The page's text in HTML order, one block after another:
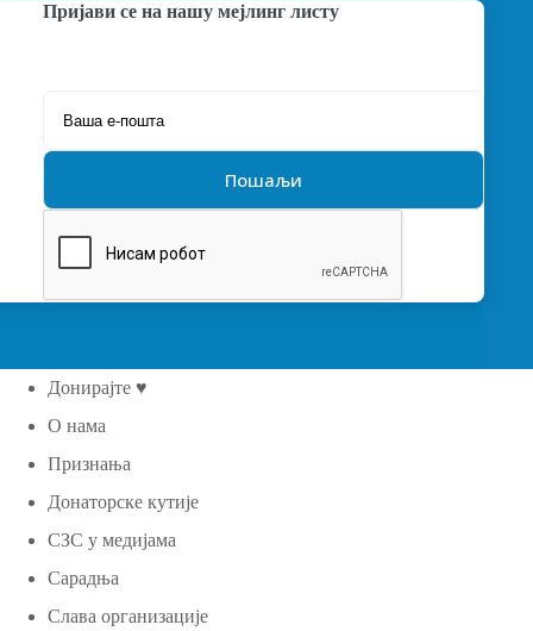
Пријави се на нашу мејлинг листу
Донирајте ♥
О нама
Признања
Донаторске кутије
СЗС у медијама
Сарадња
Слава организације